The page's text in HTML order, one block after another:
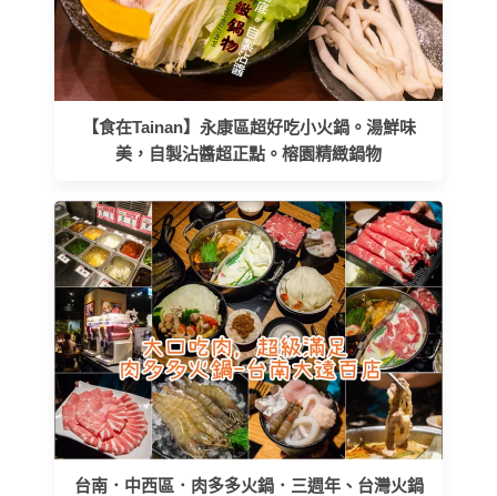
【食在Tainan】永康區超好吃小火鍋。湯鮮味
美，自製沾醬超正點。榕園精緻鍋物
台南．中西區．肉多多火鍋．三週年、台灣火鍋